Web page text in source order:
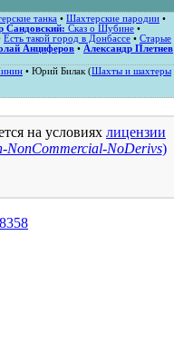
танка • Шахтерские пародии •
Сандовский: Сказ о Шубине •
Есть такой город в Донбассе • Старые
Анциферов • Александр Плетнев
• Юрий Билак (Шахты и шахтеры
на условиях лицензии
NonCommercial-NoDerivs)